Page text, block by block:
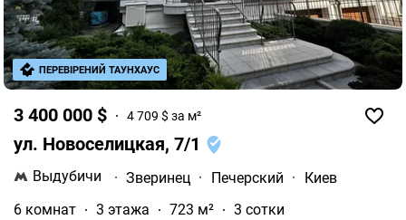
3 400 000 $ 4 709 $ за м²
ул. Новоселицкая, 7/1
Выдубичи · Зверинец · Печерский ·
Киев
6 комнат
3 этажа 723 м² 3 сотки
ПЕРЕВІРЕНИЙ ТАУНХАУС